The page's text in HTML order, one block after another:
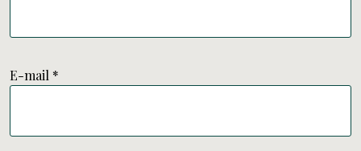
E-mail *